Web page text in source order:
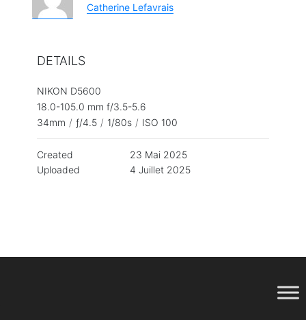
Catherine Lefavrais
DETAILS
NIKON D5600
18.0-105.0 mm f/3.5-5.6
34mm / ƒ/4.5 / 1/80s / ISO 100
Created
23 Mai 2025
Uploaded
4 Juillet 2025